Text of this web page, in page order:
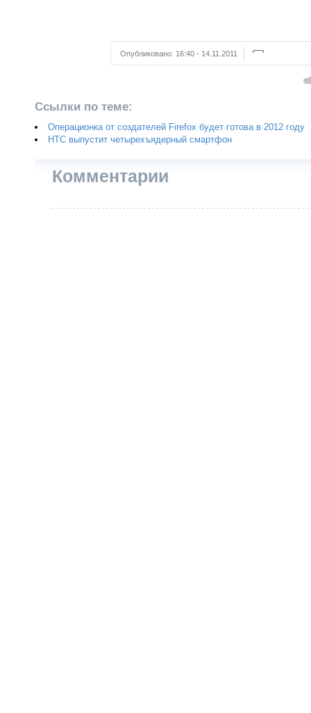
Опубликовано: 16:40 - 14.11.2011
Ссылки по теме:
Операционка от создателей Firefox будет готова в 2012 году
HTC выпустит четырехъядерный смартфон
Комментарии